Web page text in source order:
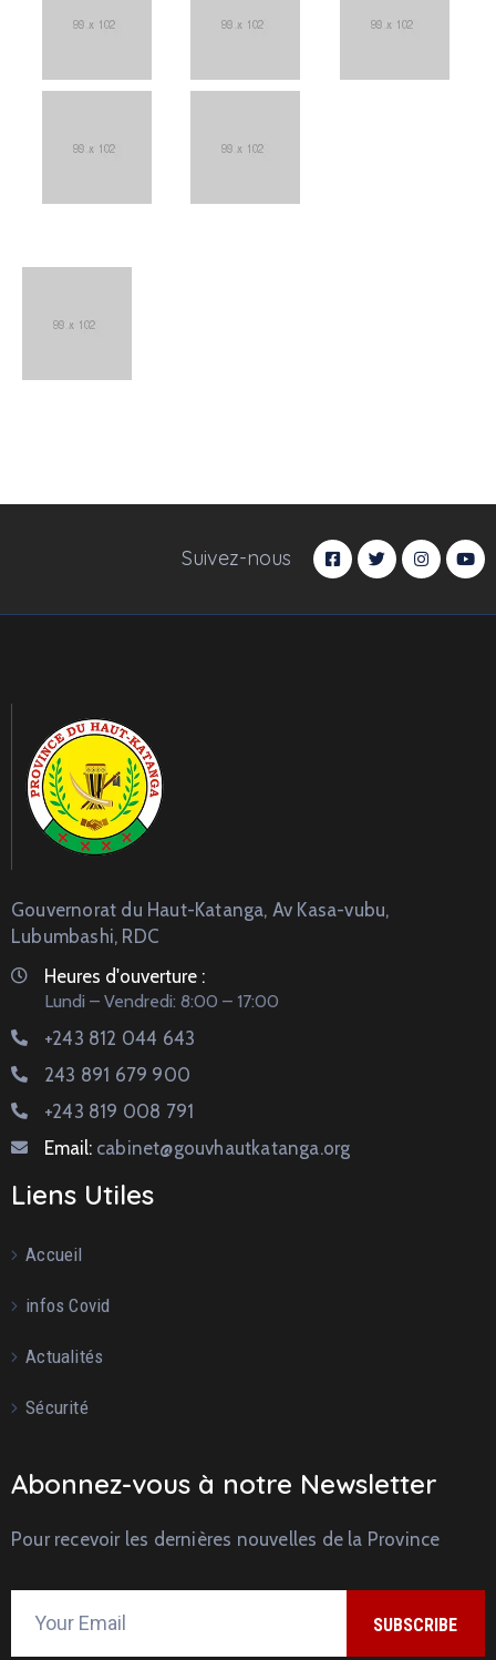
Suivez-nous
Gouvernorat du Haut-Katanga, Av Kasa-vubu,
Lubumbashi, RDC
Heures d'ouverture :
Lundi – Vendredi: 8:00 – 17:00
+243 812 044 643
243 891 679 900
+243 819 008 791
Email: cabinet@gouvhautkatanga.org
Liens Utiles
Accueil
infos Covid
Actualités
Sécurité
Abonnez-vous à notre Newsletter
Pour recevoir les dernières nouvelles de la Province